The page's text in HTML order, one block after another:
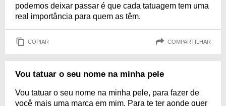
podemos deixar passar é que cada tatuagem tem uma
real importância para quem as têm.
COPIAR COMPARTILHAR
Vou tatuar o seu nome na minha pele
Vou tatuar o seu nome na minha pele, para fazer de
você mais uma marca em mim. Para te ter aonde quer